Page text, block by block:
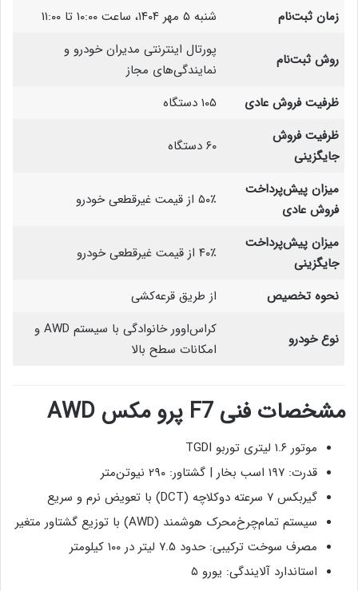
زمان ثبت‌نام
شنبه ۵ مهر ۱۴۰۴، ساعت ۱۰:۰۰ تا ۱۱:۰۰
روش ثبت‌نام
پورتال اینترنتی مدیران خودرو و
نمایندگی‌های مجاز
ظرفیت فروش عادی
۱۰۵ دستگاه
ظرفیت فروش
جایگزینی
۶۰ دستگاه
میزان پیش‌پرداخت
فروش عادی
۵۰٪ از قیمت غیرقطعی خودرو
میزان پیش‌پرداخت
جایگزینی
۴۰٪ از قیمت غیرقطعی خودرو
نحوه تخصیص از طریق قرعه‌کشی
نوع خودرو
کراس‌اوور خانوادگی با سیستم AWD و
امکانات سطح بالا
مشخصات فنی F7 پرو مکس AWD
موتور ۱.۶ لیتری توربو TGDI
قدرت: ۱۹۷ اسب بخار | گشتاور: ۲۹۰ نیوتن‌متر
گیربکس ۷ سرعته دوکلاچه (DCT) با تعویض نرم و سریع
سیستم تمام‌چرخ‌محرک هوشمند (AWD) با توزیع گشتاور متغیر
مصرف سوخت ترکیبی: حدود ۷.۵ لیتر در ۱۰۰ کیلومتر
استاندارد آلایندگی: یورو ۵